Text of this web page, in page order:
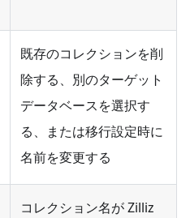
既存のコレクションを削
除する、別のターゲット
データベースを選択す
る、または移行設定時に
名前を変更する
コレクション名が Zilliz